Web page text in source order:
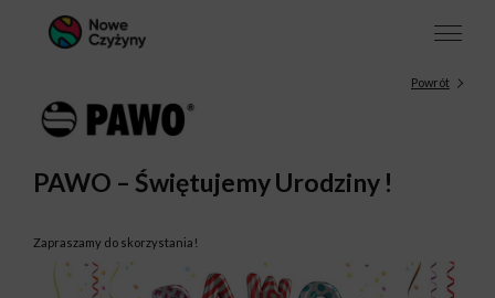
Powrót
PAWO – Świętujemy Urodziny !
Zapraszamy do skorzystania!